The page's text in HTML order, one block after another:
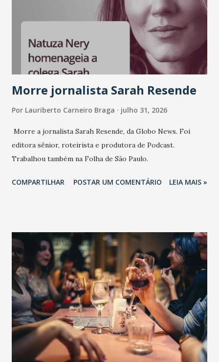
mundo fala muito e poucos entregam de verdade. O NM2B
sempre existiu para dar palco a quem constrói com
consistência, e nesta edição isso fica ainda mais claro.
Vamos reforçar que ser genuíno sustenta a confiança entre
marcas, pessoas e mercado", afirma Tamires So...
Morre jornalista Sarah Resende
Por Lauriberto Carneiro Braga julho 31, 2026
Morre a jornalista Sarah Resende, da Globo News. Foi
editora sênior, roteirista e produtora de Podcast.
Trabalhou também na Folha de São Paulo.
COMPARTILHAR POSTAR UM COMENTÁRIO LEIA MAIS »